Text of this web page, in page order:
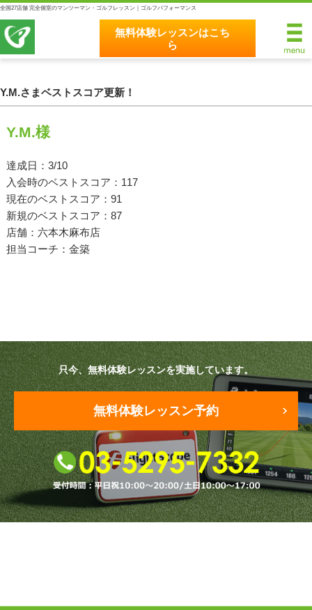
全国27店舗 完全個室のマンツーマン・ゴルフレッスン｜ゴルフパフォーマンス
無料体験レッスンはこち
ら
無料体験レッスンはこちら
統一されたレッスン理論
最新のスイング解析システム
独自のコースティーチング
原田メソッド
エゴスキューメソッド
レッスン内容
ゴルフが楽しみたい（初心者）
短期間での上達（初心者）
シングルを目指したい（中・上級者）
Y.M.さまベストスコア更新！
Y.M.様
達成日：3/10
入会時のベストスコア：117
現在のベストスコア：91
新規のベストスコア：87
店舗：六本木麻布店
担当コーチ：金築
只今、無料体験レッスンを実施しています。
無料体験レッスン予約